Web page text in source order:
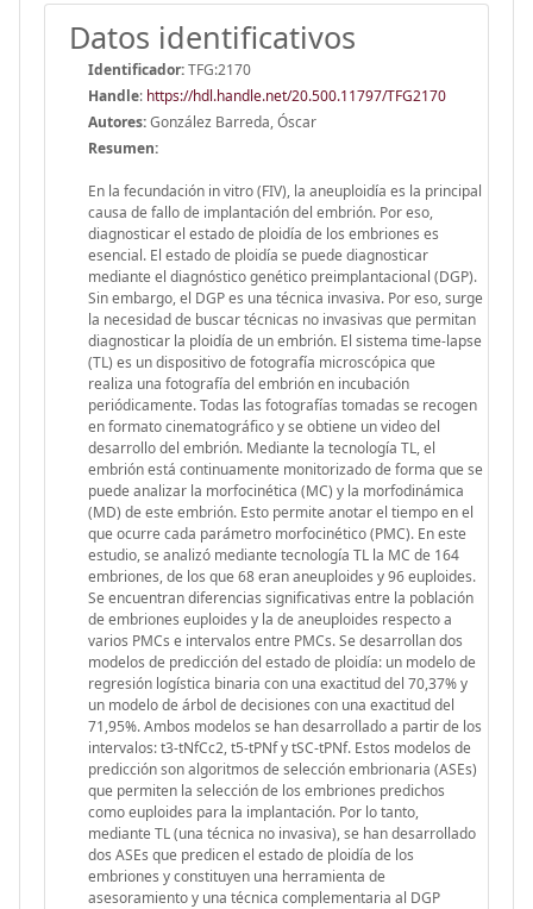
Datos identificativos
Identificador:TFG:2170
Handle: https://hdl.handle.net/20.500.11797/TFG2170
Autores:González Barreda, Óscar
Resumen:
En la fecundación in vitro (FIV), la aneuploidía es la principal
causa de fallo de implantación del embrión. Por eso,
diagnosticar el estado de ploidía de los embriones es
esencial. El estado de ploidía se puede diagnosticar
mediante el diagnóstico genético preimplantacional (DGP).
Sin embargo, el DGP es una técnica invasiva. Por eso, surge
la necesidad de buscar técnicas no invasivas que permitan
diagnosticar la ploidía de un embrión. El sistema time-lapse
(TL) es un dispositivo de fotografía microscópica que
realiza una fotografía del embrión en incubación
periódicamente. Todas las fotografías tomadas se recogen
en formato cinematográfico y se obtiene un video del
desarrollo del embrión. Mediante la tecnología TL, el
embrión está continuamente monitorizado de forma que se
puede analizar la morfocinética (MC) y la morfodinámica
(MD) de este embrión. Esto permite anotar el tiempo en el
que ocurre cada parámetro morfocinético (PMC). En este
estudio, se analizó mediante tecnología TL la MC de 164
embriones, de los que 68 eran aneuploides y 96 euploides.
Se encuentran diferencias significativas entre la población
de embriones euploides y la de aneuploides respecto a
varios PMCs e intervalos entre PMCs. Se desarrollan dos
modelos de predicción del estado de ploidía: un modelo de
regresión logística binaria con una exactitud del 70,37% y
un modelo de árbol de decisiones con una exactitud del
71,95%. Ambos modelos se han desarrollado a partir de los
intervalos: t3-tNfCc2, t5-tPNf y tSC-tPNf. Estos modelos de
predicción son algoritmos de selección embrionaria (ASEs)
que permiten la selección de los embriones predichos
como euploides para la implantación. Por lo tanto,
mediante TL (una técnica no invasiva), se han desarrollado
dos ASEs que predicen el estado de ploidía de los
embriones y constituyen una herramienta de
asesoramiento y una técnica complementaria al DGP